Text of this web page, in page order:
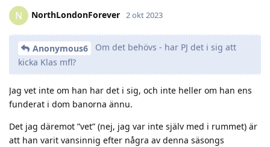
N NorthLondonForever 2 okt 2023
Anonymous6
Om det behövs - har PJ det i sig att
kicka Klas mfl?
Jag vet inte om han har det i sig, och inte heller om han ens
funderat i dom banorna ännu.
Det jag däremot ”vet” (nej, jag var inte själv med i rummet) är
att han varit vansinnig efter några av denna säsongs